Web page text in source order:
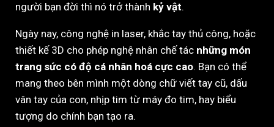
người bạn đời thì nó trở thành kỷ vật.
Ngày nay, công nghệ in laser, khắc tay thủ công, hoặc
thiết kế 3D cho phép nghệ nhân chế tác những món
trang sức có độ cá nhân hoá cực cao. Bạn có thể
mang theo bên mình một dòng chữ viết tay cũ, dấu
vân tay của con, nhịp tim từ máy đo tim, hay biểu
tượng do chính bạn tạo ra.